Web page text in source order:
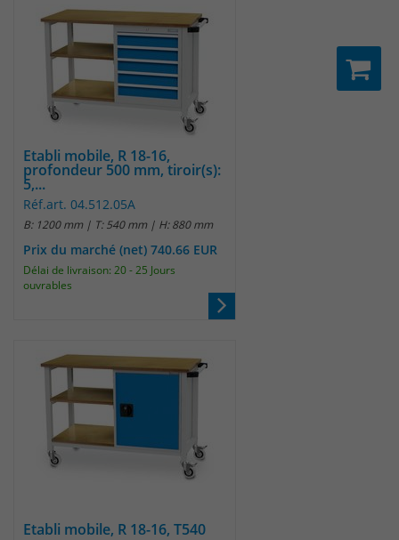
Etabli mobile, R 18-16,
profondeur 500 mm, tiroir(s):
5,...
Réf.art. 04.512.05A
B: 1200 mm | T: 540 mm | H: 880 mm
Prix du marché (net) 740.66 EUR
Délai de livraison: 20 - 25 Jours
ouvrables
Etabli mobile, R 18-16, T540